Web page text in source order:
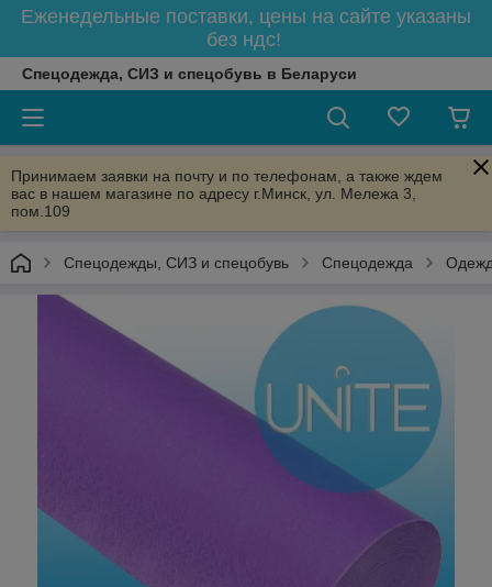
Еженедельные поставки, цены на сайте указаны
без ндс!
Спецодежда, СИЗ и спецобувь в Беларуси
Принимаем заявки на почту и по телефонам, а также ждем
вас в нашем магазине по адресу г.Минск, ул. Мележа 3,
пом.109
Спецодежды, СИЗ и спецобувь Спецодежда